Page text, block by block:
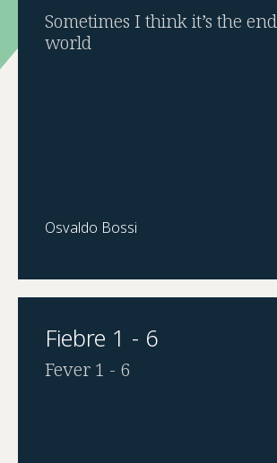
Sometimes I think it’s the
world
Osvaldo Bossi
Fiebre 1 - 6
Fever 1 - 6